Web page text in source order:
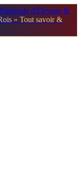
d'Élevage &
» Tout savoir &